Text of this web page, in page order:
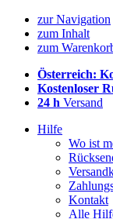
zur Navigation
zum Inhalt
zum
Österreich:
Kostenloser
24 h Versand
Hilfe
Wo ist
Kontakt
Alle